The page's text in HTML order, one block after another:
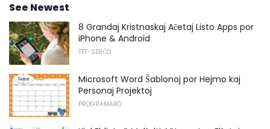
See Newest
8 Grandaj Kristnaskaj Aĉetaj Listo Apps por
iPhone & Android
TTT-SERĈO
Microsoft Word Ŝablonoj por Hejmo kaj
Personaj Projektoj
PROGRAMARO